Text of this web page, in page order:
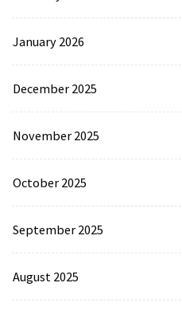
January 2026
December 2025
November 2025
October 2025
September 2025
August 2025